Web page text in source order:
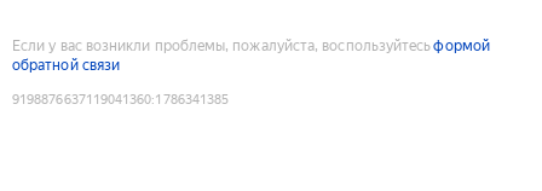
Если у вас возникли проблемы, пожалуйста, воспользуйтесьформой
обратной связи
9198876637119041360:1786341385